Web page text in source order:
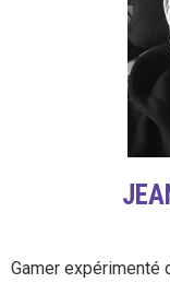
Gamer expérimenté